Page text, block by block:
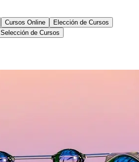
Cursos Online
Elección de Cursos
Selección de Cursos